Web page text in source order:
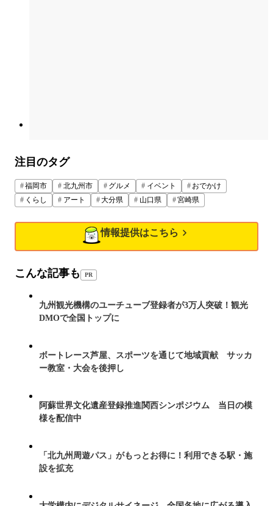
注目のタグ
福岡市 北九州市 グルメ イベント
おでかけ
くらし
アート 大分県 山口県 宮崎県
情報提供はこちら
こんな記事も PR
九州観光機構のユーチューブ登録者が3万人突破！観光
DMOで全国トップに
ボートレース芦屋、スポーツを通じて地域貢献 サッカ
ー教室・大会を後押し
阿蘇世界文化遺産登録推進関西シンポジウム 当日の模
様を配信中
「北九州周遊パス」がもっとお得に！利用できる駅・施
設を拡充